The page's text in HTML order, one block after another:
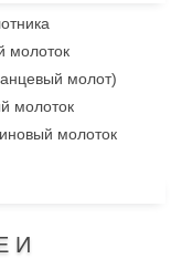
молот)
молоток
молоток
И